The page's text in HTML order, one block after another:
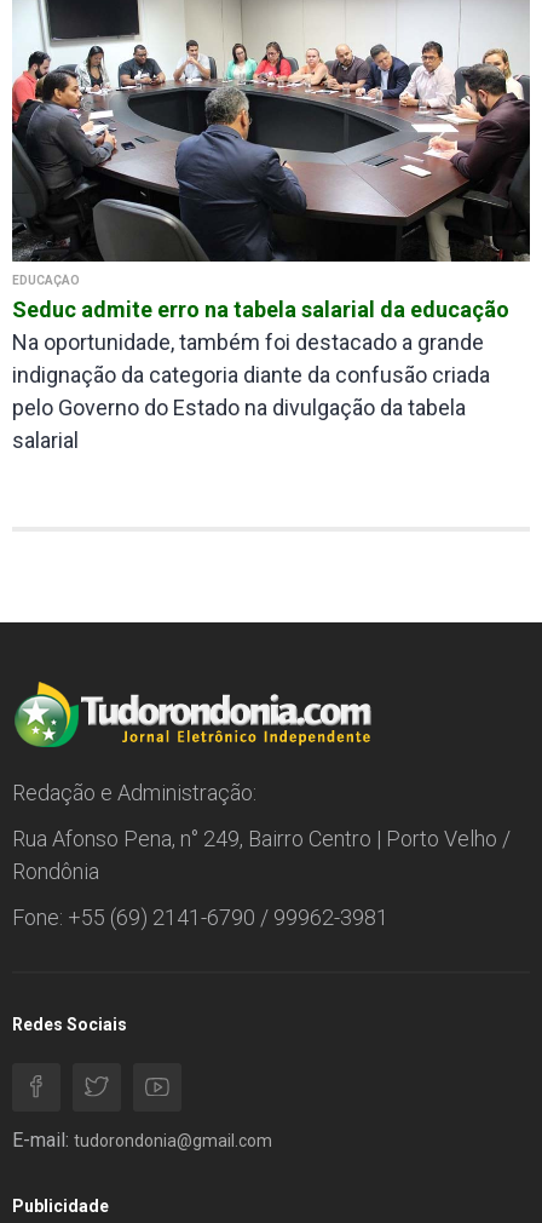
EDUCAÇÃO
Seduc admite erro na tabela salarial da educação
Na oportunidade, também foi destacado a grande
indignação da categoria diante da confusão criada
pelo Governo do Estado na divulgação da tabela
salarial
Redação e Administração:
Rua Afonso Pena, n° 249, Bairro Centro | Porto Velho /
Rondônia
Fone: +55 (69) 2141-6790 / 99962-3981
Redes Sociais
E-mail: tudorondonia@gmail.com
Publicidade